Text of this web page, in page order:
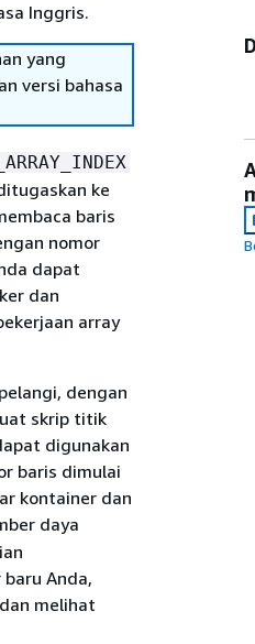
Inggris.
yang
versi bahasa
ke
baris
nomor
dapat
dan
array
dengan
skrip titik
digunakan
baris dimulai
kontainer dan
daya
Anda,
melihat